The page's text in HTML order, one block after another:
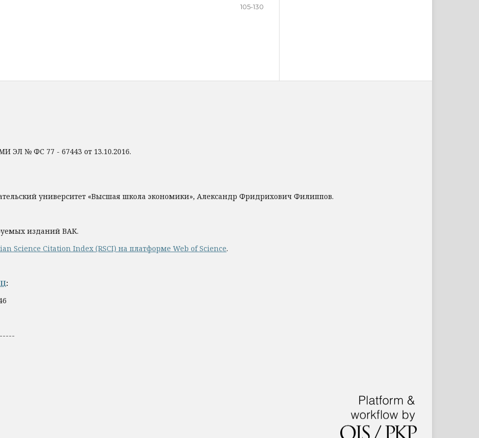
105-130
ЭЛ № ФС 77 - 67443 от 13.10.2016.
университет «Высшая школа экономики», Александр Фридрихович Филиппов.
изданий ВАК.
Science Citation Index (RSCI) на платформе Web of Science.
: